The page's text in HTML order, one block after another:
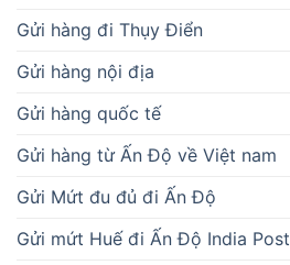
Gửi hàng đi Thụy Điển
Gửi hàng nội địa
Gửi hàng quốc tế
Gửi hàng từ Ấn Độ về Việt nam
Gửi Mứt đu đủ đi Ấn Độ
Gửi mứt Huế đi Ấn Độ India Post